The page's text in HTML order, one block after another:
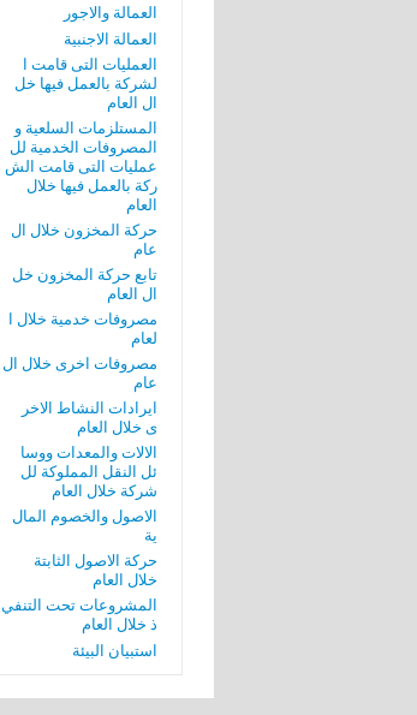
العمالة والاجور
العمالة الاجنبية
العمليات التى قامت ا
لشركة بالعمل فيها خل
ال العام
المستلزمات السلعية و
المصروفات الخدمية لل
عمليات التى قامت الش
ركة بالعمل فيها خلال
العام
حركة المخزون خلال ال
عام
تابع حركة المخزون خل
ال العام
مصروفات خدمية خلال ا
لعام
مصروفات اخرى خلال ال
عام
ايرادات النشاط الاخر
ى خلال العام
الالات والمعدات ووسا
ئل النقل المملوكة لل
شركة خلال العام
الاصول والخصوم المال
ية
حركة الاصول الثابتة
خلال العام
المشروعات تحت التنفي
ذ خلال العام
استبيان البيئة